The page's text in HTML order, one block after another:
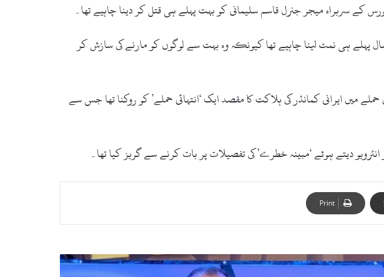
کے سربراہ میجر جنرل قاسم سلیمانی کو بہت پہلے ہی قتل کر دینا چاہیے تھا۔
پہلے ہی نمٹ لینا چاہیے تھا کیونکہ وہ بہت سے لوگوں کو مارنے کی سازش کر
میں ایرانی کمانڈر کی ہلاکت کا مقصد ایک ‘انتہائی حملے’ کو روکنا تھا جس سے
دیتے ہوئے ‘مبینہ خطرے’ کی تفصیلات پر بات کرنے سے گریز کیا تھا۔
Print